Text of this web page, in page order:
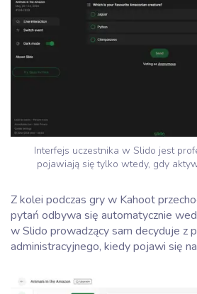
Interfejs uczestnika w Slido jest
pojawiają się tylko wtedy, gdy
Z kolei podczas gry w Kahoot
pytań odbywa się automatycznie
w Slido prowadzący sam decyduje z
administracyjnego, kiedy pojawi się